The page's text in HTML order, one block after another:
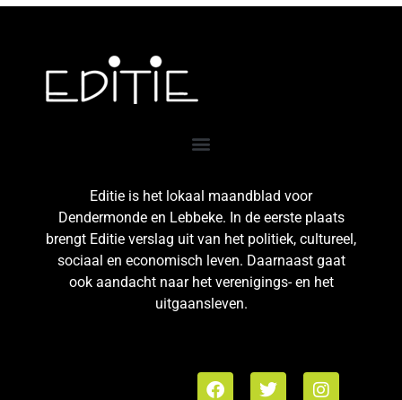
Editie is het lokaal maandblad voor
Dendermonde en Lebbeke. In de eerste plaats
brengt Editie verslag uit van het politiek, cultureel,
sociaal en economisch leven. Daarnaast gaat
ook aandacht naar het verenigings- en het
uitgaansleven.